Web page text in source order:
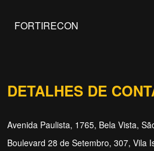
FORTIRECON
DETALHES DE
Avenida Paulista, 1765, Bela Vista,
Boulevard 28 de Setembro, 307, Vila